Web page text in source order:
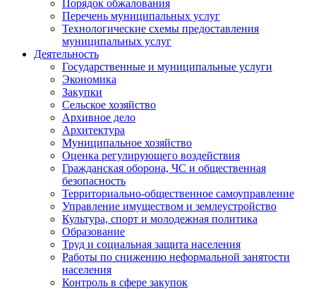
Порядок обжалования
Перечень муниципальных услуг
Технологические схемы предоставления
муниципальных услуг
Деятельность
Государственные и муниципальные услуги
Экономика
Закупки
Сельское хозяйство
Архивное дело
Архитектура
Муниципальное хозяйство
Оценка регулирующего воздействия
Гражданская оборона, ЧС и общественная
безопасность
Территориально-общественное самоуправление
Управление имуществом и землеустройство
Культура, спорт и молодежная политика
Образование
Труд и социальная защита населения
Работы по снижению неформальной занятости
населения
Контроль в сфере закупок